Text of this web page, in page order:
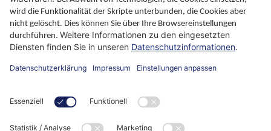
Unternehmen
ParaMaster® App